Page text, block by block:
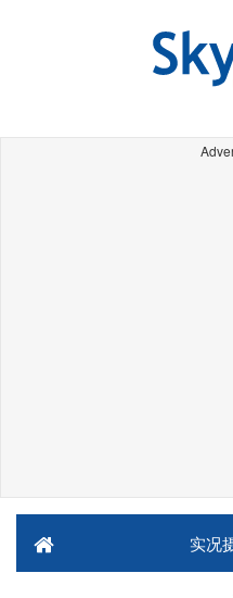
实况